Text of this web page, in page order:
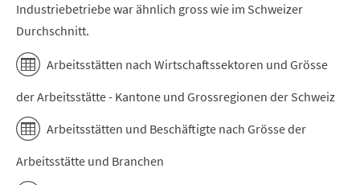
Industriebetriebe war ähnlich gross wie im Schweizer
Durchschnitt.
Arbeitsstätten nach Wirtschaftssektoren und Grösse
der Arbeitsstätte - Kantone und Grossregionen der Schweiz
Arbeitsstätten und Beschäftigte nach Grösse der
Arbeitsstätte und Branchen